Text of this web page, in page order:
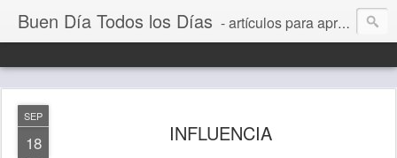
Buen Día Todos los Días - artículos para aprender a vivir mejor, un día a la vez. Por Juan C Quintero
SEP
18 INFLUENCIA